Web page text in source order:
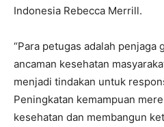
Indonesia Rebecca Merrill.
“Para petugas adalah penjaga
ancaman kesehatan
menjadi tindakan untuk
Peningkatan kemampuan
kesehatan dan membangun